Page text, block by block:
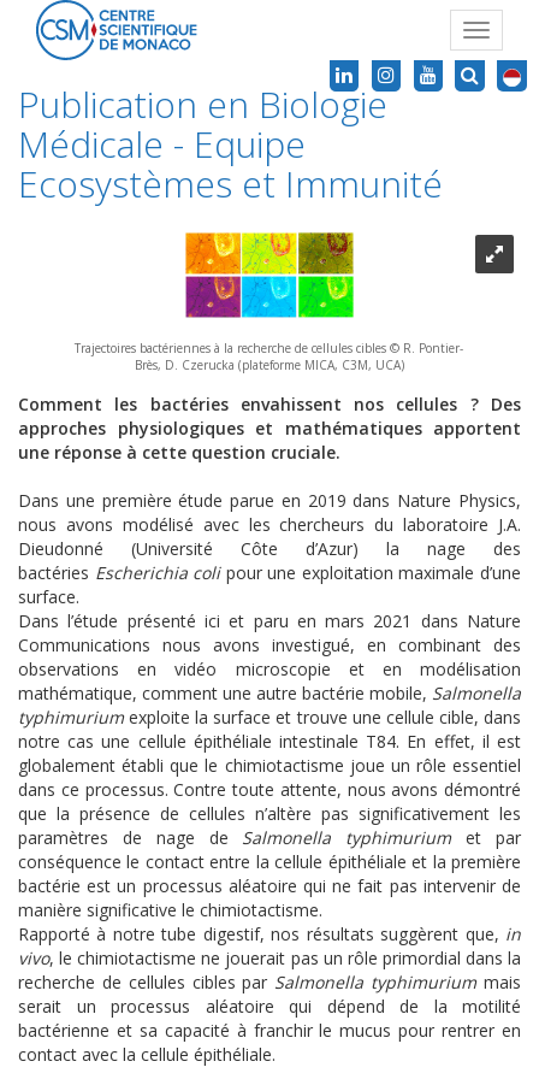
Toggle
Publication en Biologie
Médicale - Equipe
Ecosystèmes et Immunité
Trajectoires bactériennes à la recherche de cellules cibles © R. Pontier-
Brès, D. Czerucka (plateforme MICA, C3M, UCA)
Comment les bactéries envahissent nos cellules ? Des
approches physiologiques et mathématiques apportent
une réponse à cette question cruciale.
Dans une première étude parue en 2019 dans Nature Physics,
nous avons modélisé avec les chercheurs du laboratoire J.A.
Dieudonné (Université Côte d’Azur) la nage des
bactéries Escherichia coli pour une exploitation maximale d’une
surface.
Dans l’étude présenté ici et paru en mars 2021 dans Nature
Communications nous avons investigué, en combinant des
observations en vidéo microscopie et en modélisation
mathématique, comment une autre bactérie mobile, Salmonella
typhimuriumexploite la surface et trouve une cellule cible, dans
notre cas une cellule épithéliale intestinale T84. En effet, il est
globalement établi que le chimiotactisme joue un rôle essentiel
dans ce processus. Contre toute attente, nous avons démontré
que la présence de cellules n’altère pas significativement les
paramètres de nage de Salmonella typhimuriumet par
conséquence le contact entre la cellule épithéliale et la première
bactérie est un processus aléatoire qui ne fait pas intervenir de
manière significative le chimiotactisme.
Rapporté à notre tube digestif, nos résultats suggèrent que, in
vivo, le chimiotactisme ne jouerait pas un rôle primordial dans la
recherche de cellules cibles par Salmonella typhimuriummais
serait un processus aléatoire qui dépend de la motilité
bactérienne et sa capacité à franchir le mucus pour rentrer en
contact avec la cellule épithéliale.